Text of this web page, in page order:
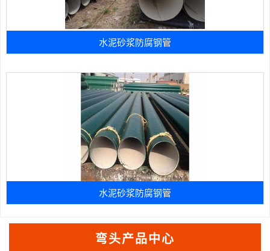
水泥砂浆防腐钢管
水泥砂浆防腐钢管
弯头产品中心